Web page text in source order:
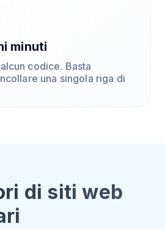
minuti
codice. Basta
una singola riga di
di siti web